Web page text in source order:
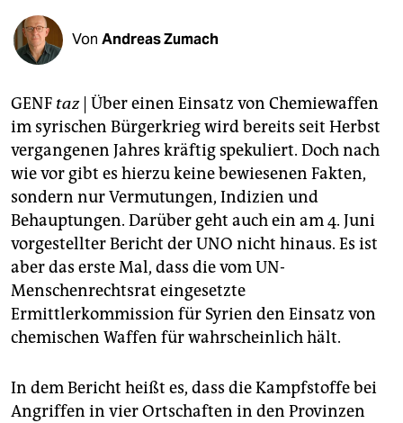
fragen & hilfe
unterstützen
genossenschaft
epaper login
Von Andreas Zumach
GENF taz| Über einen Einsatz von Chemiewaffen
im syrischen Bürgerkrieg wird bereits seit Herbst
vergangenen Jahres kräftig spekuliert. Doch nach
wie vor gibt es hierzu keine bewiesenen Fakten,
sondern nur Vermutungen, Indizien und
Behauptungen. Darüber geht auch ein am 4. Juni
vorgestellter Bericht der UNO nicht hinaus. Es ist
aber das erste Mal, dass die vom UN-
Menschenrechtsrat eingesetzte
Ermittlerkommission für Syrien den Einsatz von
chemischen Waffen für wahrscheinlich hält.
In dem Bericht heißt es, dass die Kampfstoffe bei
Angriffen in vier Ortschaften in den Provinzen